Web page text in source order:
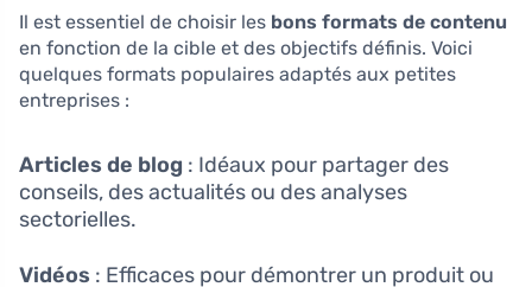
Il est essentiel de choisir les bons formats de contenu
en fonction de la cible et des objectifs définis. Voici
quelques formats populaires adaptés aux petites
entreprises :
Articles de blog : Idéaux pour partager des
conseils, des actualités ou des analyses
sectorielles.
Vidéos : Efficaces pour démontrer un produit ou